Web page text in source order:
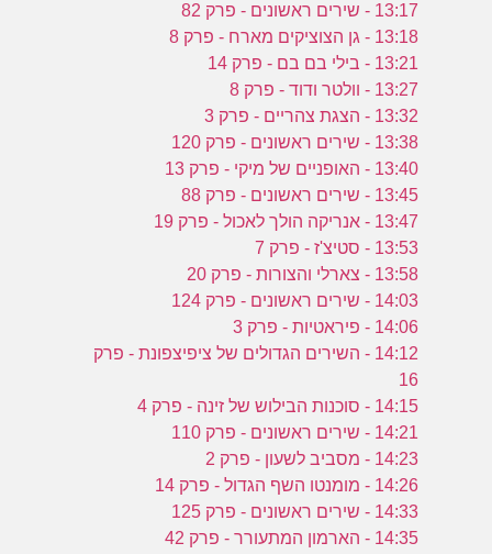
13:17 - שירים ראשונים - פרק 82
13:18 - גן הצוציקים מארח - פרק 8
13:21 - בילי בם בם - פרק 14
13:27 - וולטר ודוד - פרק 8
13:32 - הצגת צהריים - פרק 3
13:38 - שירים ראשונים - פרק 120
13:40 - האופניים של מיקי - פרק 13
13:45 - שירים ראשונים - פרק 88
13:47 - אנריקה הולך לאכול - פרק 19
13:53 - סטיצ'ז - פרק 7
13:58 - צארלי והצורות - פרק 20
14:03 - שירים ראשונים - פרק 124
14:06 - פיראטיות - פרק 3
14:12 - השירים הגדולים של ציפיצפונת - פרק
16
14:15 - סוכנות הבילוש של זינה - פרק 4
14:21 - שירים ראשונים - פרק 110
14:23 - מסביב לשעון - פרק 2
14:26 - מומנטו השף הגדול - פרק 14
14:33 - שירים ראשונים - פרק 125
14:35 - הארמון המתעורר - פרק 42